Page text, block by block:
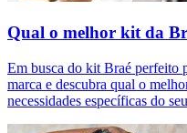
Qual o melhor kit da
Em busca do kit Braé perfeito
marca e descubra qual o
necessidades específicas do